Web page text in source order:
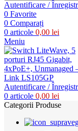
Autentificare /
0 Favorite
0 Comparați
0 articole 0,00 lei
Meniu
Autentificare /
0 articole 0,00 lei
Categorii Produse